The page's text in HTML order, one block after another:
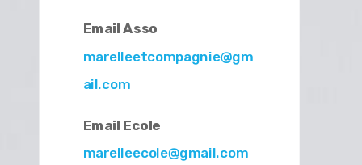
Email Asso
marelleetcompagnie@gm
ail.com
Email Ecole
marelleecole@gmail.com